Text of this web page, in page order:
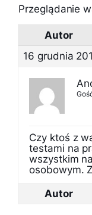
Przeglądanie
Autor
16 grudnia
Czy ktoś z
testami na
wszystkim
osobowym.
Autor